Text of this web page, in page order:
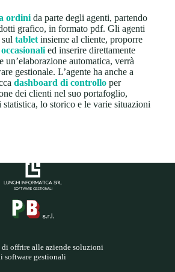
ordinida parte degli agenti, partendo
grafico, in formato pdf. Gli agenti
tabletinsieme al cliente, proporre
ed inserire direttamente
un’elaborazione automatica, verrà
gestionale. L’agente ha anche a
dashboard di controlloper
dei clienti nel suo portafoglio,
statistica, lo storico e le varie situazioni
di offrire alle aziende soluzioni
software gestionali